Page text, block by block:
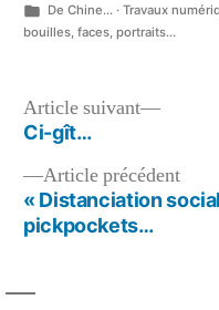
Publié
dans
De Chine...· Travaux
bouilles, faces, portraits...
Navigation
de
l’article
Article précédent
« Distanciation
pickpockets…
Article suivant
Article
Ci-gît…